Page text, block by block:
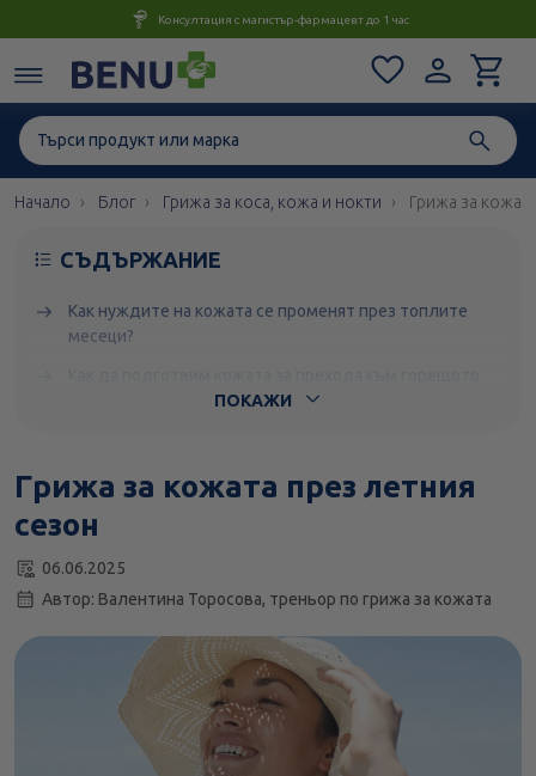
Консултация с магистър-фармацевт до 1 час
Начало Блог Грижа за коса, кожа и нокти Грижа за
СЪДЪРЖАНИЕ
Как нуждите на кожата се променят през топлите
месеци?
Какво е важно да включва грижата за кожата през
нашата кожа през лятото?
Какви са рисковете от прекомерното излагане на
слънце и как да ги избегнем?
Как да изберем правилния слънцезащитен продукт?
Какво още е важно да знаем за грижата за кожата
през лятото?
ПОКАЖИ
Грижа за кожата през летния
сезон
06.06.2025
Автор: Валентина Торосова, треньор по грижа за кожата